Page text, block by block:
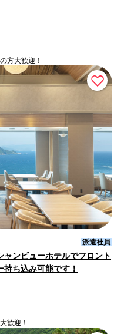
方大歓迎！
派遣社員
ャンビューホテルでフロント
ち込み可能です！
歓迎！